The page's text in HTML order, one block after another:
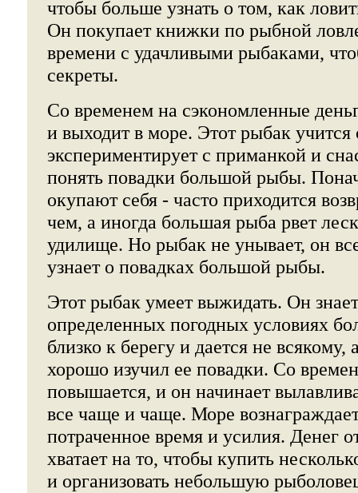
чтобы больше узнать о том, как
Он покупает книжки по рыбной
времени с удачливыми рыбаками,
секреты.
Со временем на сэкономленные
и выходит в море. Этот рыбак учится
экспериментирует с приманкой и
понять повадки большой рыбы.
окупают себя - часто приходится
чем, а иногда большая рыба рвет
удилище. Но рыбак не унывает, он
узнает о повадках большой рыбы.
Этот рыбак умеет выжидать. Он
определенных погодных условиях
близко к берегу и дается не
хорошо изучил ее повадки. Со
повышается, и он начинает
все чаще и чаще. Море
потраченное время и усилия. Денег
хватает на то, чтобы купить
и организовать небольшую